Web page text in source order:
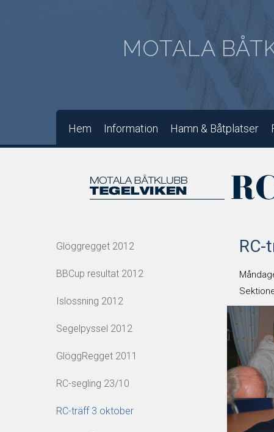
MOTALA
Hem Information Hamn & Båtplatser
Glöggregget 2012
BBCup resultat 2012
Islossning 2012
Segelpyssel 2012
GlöggRegget 2011
RC-segling 23/10
RC-träff 3 oktober
RC-